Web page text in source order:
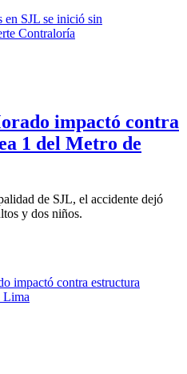
impactó contra
1 del Metro de
de SJL, el accidente dejó
y dos niños.